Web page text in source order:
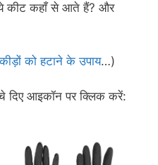
ये कीट कहाँ से आते हैं? और
को हटाने के उपाय…)
दिए आइकॉन पर क्लिक करें: